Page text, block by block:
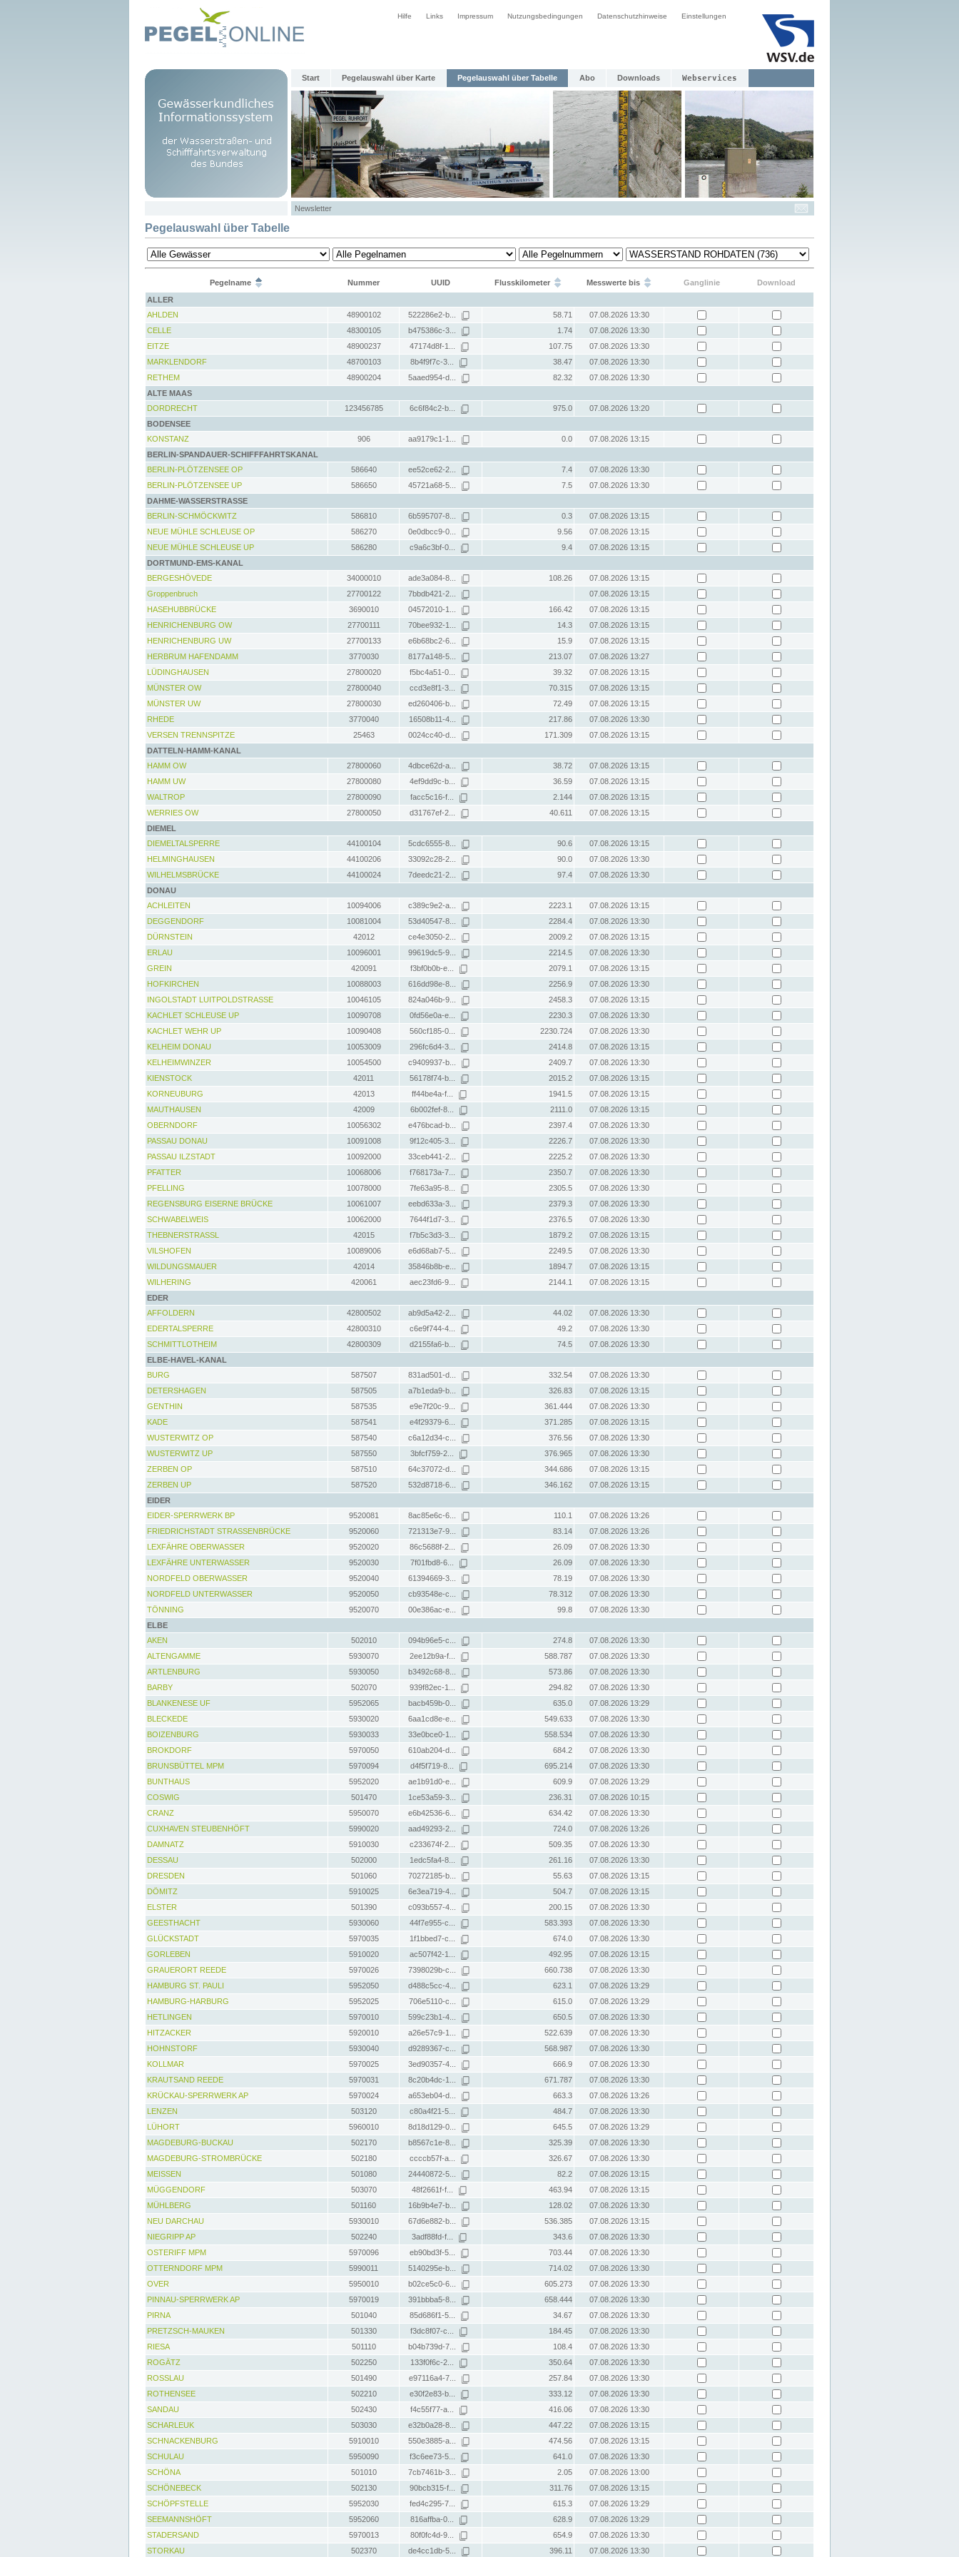
Hilfe Links Impressum Nutzungsbedingungen Datenschutzhinweise Einstellungen
Start Pegelauswahl über Karte Pegelauswahl über Tabelle Abo Downloads Webservices
Newsletter
Pegelauswahl über Tabelle
Pegelname Nummer UUID Flusskilometer Messwerte bis Ganglinie
Download
ALLER
AHLDEN
48900102 522286e2-b... 58.71
07.08.2026 13:30
CELLE
48300105 b475386c-3... 1.74
07.08.2026 13:30
EITZE
48900237 47174d8f-1... 107.75
07.08.2026 13:30
MARKLENDORF
48700103 8b4f9f7c-3... 38.47
07.08.2026 13:30
RETHEM
48900204 5aaed954-d... 82.32
07.08.2026 13:30
ALTE MAAS
DORDRECHT
123456785 6c6f84c2-b... 975.0
07.08.2026 13:20
BODENSEE
KONSTANZ
906 aa9179c1-1... 0.0
07.08.2026 13:15
BERLIN-SPANDAUER-SCHIFFFAHRTSKANAL
BERLIN-PLÖTZENSEE OP
586640 ee52ce62-2... 7.4
07.08.2026 13:30
BERLIN-PLÖTZENSEE UP
586650 45721a68-5... 7.5
07.08.2026 13:30
DAHME-WASSERSTRASSE
BERLIN-SCHMÖCKWITZ
586810 6b595707-8... 0.3
07.08.2026 13:15
NEUE MÜHLE SCHLEUSE OP
586270 0e0dbcc9-0... 9.56
07.08.2026 13:15
NEUE MÜHLE SCHLEUSE UP
586280 c9a6c3bf-0... 9.4
07.08.2026 13:15
DORTMUND-EMS-KANAL
BERGESHÖVEDE
34000010 ade3a084-8... 108.26
07.08.2026 13:15
Groppenbruch
27700122 7bbdb421-2...
07.08.2026 13:15
HASEHUBBRÜCKE
3690010 04572010-1... 166.42
07.08.2026 13:15
HENRICHENBURG OW
27700111 70bee932-1... 14.3
07.08.2026 13:15
HENRICHENBURG UW
27700133 e6b68bc2-6... 15.9
07.08.2026 13:15
HERBRUM HAFENDAMM
3770030 8177a148-5... 213.07
07.08.2026 13:27
LÜDINGHAUSEN
27800020 f5bc4a51-0... 39.32
07.08.2026 13:15
MÜNSTER OW
27800040 ccd3e8f1-3... 70.315
07.08.2026 13:15
MÜNSTER UW
27800030 ed260406-b... 72.49
07.08.2026 13:15
RHEDE
3770040 16508b11-4... 217.86
07.08.2026 13:30
VERSEN TRENNSPITZE
25463 0024cc40-d... 171.309
07.08.2026 13:15
DATTELN-HAMM-KANAL
HAMM OW
27800060 4dbce62d-a... 38.72
07.08.2026 13:15
HAMM UW
27800080 4ef9dd9c-b... 36.59
07.08.2026 13:15
WALTROP
27800090 facc5c16-f... 2.144
07.08.2026 13:15
WERRIES OW
27800050 d31767ef-2... 40.611
07.08.2026 13:15
DIEMEL
DIEMELTALSPERRE
44100104 5cdc6555-8... 90.6
07.08.2026 13:15
HELMINGHAUSEN
44100206 33092c28-2... 90.0
07.08.2026 13:30
WILHELMSBRÜCKE
44100024 7deedc21-2... 97.4
07.08.2026 13:30
DONAU
ACHLEITEN
10094006 c389c9e2-a... 2223.1
07.08.2026 13:15
DEGGENDORF
10081004 53d40547-8... 2284.4
07.08.2026 13:30
DÜRNSTEIN
42012 ce4e3050-2... 2009.2
07.08.2026 13:15
ERLAU
10096001 99619dc5-9... 2214.5
07.08.2026 13:30
GREIN
420091 f3bf0b0b-e... 2079.1
07.08.2026 13:15
HOFKIRCHEN
10088003 616dd98e-8... 2256.9
07.08.2026 13:30
INGOLSTADT LUITPOLDSTRASSE
10046105 824a046b-9... 2458.3
07.08.2026 13:15
KACHLET SCHLEUSE UP
10090708 0fd56e0a-e... 2230.3
07.08.2026 13:30
KACHLET WEHR UP
10090408 560cf185-0... 2230.724
07.08.2026 13:30
KELHEIM DONAU
10053009 296fc6d4-3... 2414.8
07.08.2026 13:15
KELHEIMWINZER
10054500 c9409937-b... 2409.7
07.08.2026 13:30
KIENSTOCK
42011 56178f74-b... 2015.2
07.08.2026 13:15
KORNEUBURG
42013 ff44be4a-f... 1941.5
07.08.2026 13:15
MAUTHAUSEN
42009 6b002fef-8... 2111.0
07.08.2026 13:15
OBERNDORF
10056302 e476bcad-b... 2397.4
07.08.2026 13:30
PASSAU DONAU
10091008 9f12c405-3... 2226.7
07.08.2026 13:30
PASSAU ILZSTADT
10092000 33ceb441-2... 2225.2
07.08.2026 13:30
PFATTER
10068006 f768173a-7... 2350.7
07.08.2026 13:30
PFELLING
10078000 7fe63a95-8... 2305.5
07.08.2026 13:30
REGENSBURG EISERNE BRÜCKE
10061007 eebd633a-3... 2379.3
07.08.2026 13:30
SCHWABELWEIS
10062000 7644f1d7-3... 2376.5
07.08.2026 13:30
THEBNERSTRASSL
42015 f7b5c3d3-3... 1879.2
07.08.2026 13:15
VILSHOFEN
10089006 e6d68ab7-5... 2249.5
07.08.2026 13:30
WILDUNGSMAUER
42014 35846b8b-e... 1894.7
07.08.2026 13:15
WILHERING
420061 aec23fd6-9... 2144.1
07.08.2026 13:15
EDER
AFFOLDERN
42800502 ab9d5a42-2... 44.02
07.08.2026 13:30
EDERTALSPERRE
42800310 c6e9f744-4... 49.2
07.08.2026 13:30
SCHMITTLOTHEIM
42800309 d2155fa6-b... 74.5
07.08.2026 13:30
ELBE-HAVEL-KANAL
BURG
587507 831ad501-d... 332.54
07.08.2026 13:30
DETERSHAGEN
587505 a7b1eda9-b... 326.83
07.08.2026 13:15
GENTHIN
587535 e9e7f20c-9... 361.444
07.08.2026 13:30
KADE
587541 e4f29379-6... 371.285
07.08.2026 13:15
WUSTERWITZ OP
587540 c6a12d34-c... 376.56
07.08.2026 13:30
WUSTERWITZ UP
587550 3bfcf759-2... 376.965
07.08.2026 13:30
ZERBEN OP
587510 64c37072-d... 344.686
07.08.2026 13:15
ZERBEN UP
587520 532d8718-6... 346.162
07.08.2026 13:15
EIDER
EIDER-SPERRWERK BP
9520081 8ac85e6c-6... 110.1
07.08.2026 13:26
FRIEDRICHSTADT STRASSENBRÜCKE
9520060 721313e7-9... 83.14
07.08.2026 13:26
LEXFÄHRE OBERWASSER
9520020 86c5688f-2... 26.09
07.08.2026 13:30
LEXFÄHRE UNTERWASSER
9520030 7f01fbd8-6... 26.09
07.08.2026 13:30
NORDFELD OBERWASSER
9520040 61394669-3... 78.19
07.08.2026 13:30
NORDFELD UNTERWASSER
9520050 cb93548e-c... 78.312
07.08.2026 13:30
TÖNNING
9520070 00e386ac-e... 99.8
07.08.2026 13:30
ELBE
AKEN
502010 094b96e5-c... 274.8
07.08.2026 13:30
ALTENGAMME
5930070 2ee12b9a-f... 588.787
07.08.2026 13:30
ARTLENBURG
5930050 b3492c68-8... 573.86
07.08.2026 13:30
BARBY
502070 939f82ec-1... 294.82
07.08.2026 13:30
BLANKENESE UF
5952065 bacb459b-0... 635.0
07.08.2026 13:29
BLECKEDE
5930020 6aa1cd8e-e... 549.633
07.08.2026 13:30
BOIZENBURG
5930033 33e0bce0-1... 558.534
07.08.2026 13:30
BROKDORF
5970050 610ab204-d... 684.2
07.08.2026 13:30
BRUNSBÜTTEL MPM
5970094 d4f5f719-8... 695.214
07.08.2026 13:30
BUNTHAUS
5952020 ae1b91d0-e... 609.9
07.08.2026 13:29
COSWIG
501470 1ce53a59-3... 236.31
07.08.2026 10:15
CRANZ
5950070 e6b42536-6... 634.42
07.08.2026 13:30
CUXHAVEN STEUBENHÖFT
5990020 aad49293-2... 724.0
07.08.2026 13:26
DAMNATZ
5910030 c233674f-2... 509.35
07.08.2026 13:30
DESSAU
502000 1edc5fa4-8... 261.16
07.08.2026 13:30
DRESDEN
501060 70272185-b... 55.63
07.08.2026 13:15
DÖMITZ
5910025 6e3ea719-4... 504.7
07.08.2026 13:15
ELSTER
501390 c093b557-4... 200.15
07.08.2026 13:30
GEESTHACHT
5930060 44f7e955-c... 583.393
07.08.2026 13:30
GLÜCKSTADT
5970035 1f1bbed7-c... 674.0
07.08.2026 13:30
GORLEBEN
5910020 ac507f42-1... 492.95
07.08.2026 13:15
GRAUERORT REEDE
5970026 7398029b-c... 660.738
07.08.2026 13:30
HAMBURG ST. PAULI
5952050 d488c5cc-4... 623.1
07.08.2026 13:29
HAMBURG-HARBURG
5952025 706e5110-c... 615.0
07.08.2026 13:29
HETLINGEN
5970010 599c23b1-4... 650.5
07.08.2026 13:30
HITZACKER
5920010 a26e57c9-1... 522.639
07.08.2026 13:30
HOHNSTORF
5930040 d9289367-c... 568.987
07.08.2026 13:30
KOLLMAR
5970025 3ed90357-4... 666.9
07.08.2026 13:30
KRAUTSAND REEDE
5970031 8c20b4dc-1... 671.787
07.08.2026 13:30
KRÜCKAU-SPERRWERK AP
5970024 a653eb04-d... 663.3
07.08.2026 13:26
LENZEN
503120 c80a4f21-5... 484.7
07.08.2026 13:30
LÜHORT
5960010 8d18d129-0... 645.5
07.08.2026 13:29
MAGDEBURG-BUCKAU
502170 b8567c1e-8... 325.39
07.08.2026 13:30
MAGDEBURG-STROMBRÜCKE
502180 ccccb57f-a... 326.67
07.08.2026 13:30
MEISSEN
501080 24440872-5... 82.2
07.08.2026 13:15
MÜGGENDORF
503070 48f2661f-f... 463.94
07.08.2026 13:15
MÜHLBERG
501160 16b9b4e7-b... 128.02
07.08.2026 13:30
NEU DARCHAU
5930010 67d6e882-b... 536.385
07.08.2026 13:15
NIEGRIPP AP
502240 3adf88fd-f... 343.6
07.08.2026 13:30
OSTERIFF MPM
5970096 eb90bd3f-5... 703.44
07.08.2026 13:30
OTTERNDORF MPM
5990011 5140295e-b... 714.02
07.08.2026 13:30
OVER
5950010 b02ce5c0-6... 605.273
07.08.2026 13:30
PINNAU-SPERRWERK AP
5970019 391bbba5-8... 658.444
07.08.2026 13:30
PIRNA
501040 85d686f1-5... 34.67
07.08.2026 13:30
PRETZSCH-MAUKEN
501330 f3dc8f07-c... 184.45
07.08.2026 13:30
RIESA
501110 b04b739d-7... 108.4
07.08.2026 13:30
ROGÄTZ
502250 133f0f6c-2... 350.64
07.08.2026 13:30
ROSSLAU
501490 e97116a4-7... 257.84
07.08.2026 13:30
ROTHENSEE
502210 e30f2e83-b... 333.12
07.08.2026 13:30
SANDAU
502430 f4c55f77-a... 416.06
07.08.2026 13:30
SCHARLEUK
503030 e32b0a28-8... 447.22
07.08.2026 13:15
SCHNACKENBURG
5910010 550e3885-a... 474.56
07.08.2026 13:15
SCHULAU
5950090 f3c6ee73-5... 641.0
07.08.2026 13:30
SCHÖNA
501010 7cb7461b-3... 2.05
07.08.2026 13:00
SCHÖNEBECK
502130 90bcb315-f... 311.76
07.08.2026 13:15
SCHÖPFSTELLE
5952030 fed4c295-7... 615.3
07.08.2026 13:29
SEEMANNSHÖFT
5952060 816affba-0... 628.9
07.08.2026 13:29
STADERSAND
5970013 80f0fc4d-9... 654.9
07.08.2026 13:30
STORKAU
502370 de4cc1db-5... 396.11 07.08.2026 13:30